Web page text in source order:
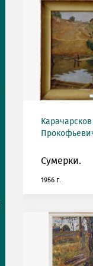
Сумерки.
1956 г.